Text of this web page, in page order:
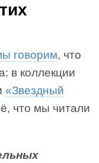
говорим, что
в коллекции
«Звездный
что мы читали